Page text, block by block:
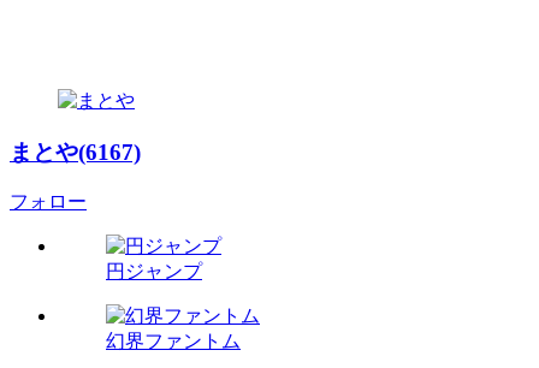
まとや(6167)
フォロー
円ジャンプ
幻界ファントム